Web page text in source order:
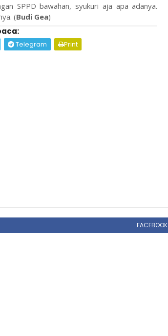
SPPD bawahan, syukuri aja apa adanya.
(Budi Gea)
Telegram Print
FACEBOOK